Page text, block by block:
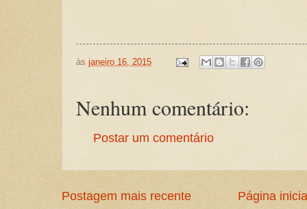
às janeiro 16, 2015
Nenhum comentário:
Postar um comentário
Postagem mais recente Página